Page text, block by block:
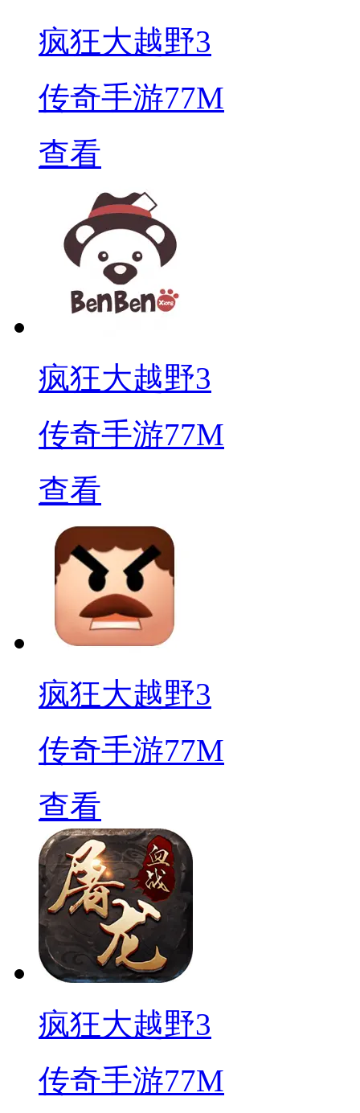
疯狂大越野3
传奇手游77M
查看
疯狂大越野3
传奇手游77M
查看
疯狂大越野3
传奇手游77M
查看
疯狂大越野3
传奇手游77M